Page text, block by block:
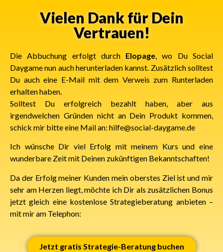
Vielen Dank für Dein
Vertrauen!
Die Abbuchung erfolgt durch Elopage, wo Du Social
Daygame nun auch herunterladen kannst. Zusätzlich solltest
Du auch eine E-Mail mit dem Verweis zum Runterladen
erhalten haben.
Solltest Du erfolgreich bezahlt haben, aber aus
irgendwelchen Gründen nicht an Dein Produkt kommen,
schick mir bitte eine Mail an: hilfe@social-daygame.de
Ich wünsche Dir viel Erfolg mit meinem Kurs und eine
wunderbare Zeit mit Deinen zukünftigen Bekanntschaften!
Da der Erfolg meiner Kunden mein oberstes Ziel ist und mir
sehr am Herzen liegt, möchte ich Dir als zusätzlichen Bonus
jetzt gleich eine kostenlose Strategieberatung anbieten –
mit mir am Telephon:
Jetzt gratis Strategie-Beratung buchen